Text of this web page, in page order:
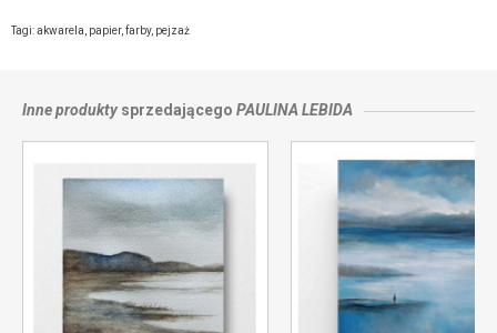
Niebieska pracownia, Norwida 4/43, 38-300 Gorlice,
Tagi:akwarela papier, farby, pejzaż
Inne produktysprzedającego PAULINA LEBIDA